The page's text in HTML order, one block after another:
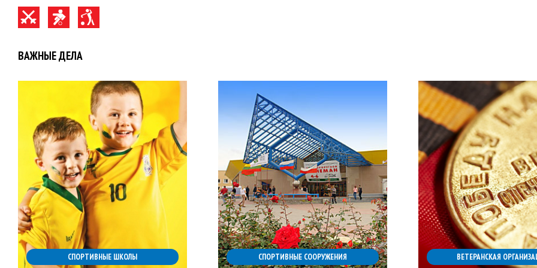
ВАЖНЫЕ ДЕЛА
СПОРТИВНЫЕ ШКОЛЫ СПОРТИВНЫЕ СООРУЖЕНИЯ ВЕТЕРАНСКАЯ